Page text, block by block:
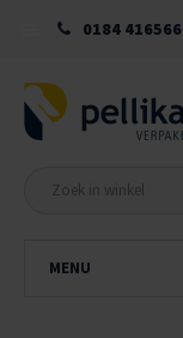
0184 416566
MENU